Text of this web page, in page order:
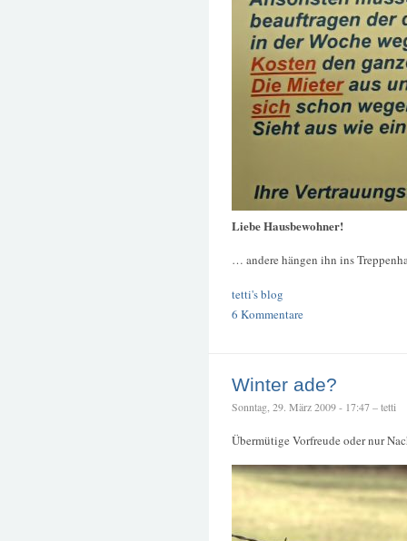
Liebe Hausbewohner!
… andere hängen ihn ins
tetti's blog
6 Kommentare
Winter ade?
Sonntag, 29. März 2009 - 17:47 – tetti
Übermütige Vorfreude oder nur